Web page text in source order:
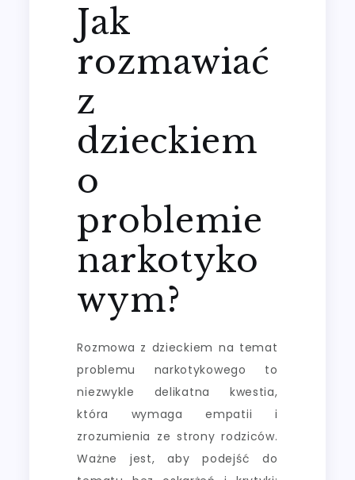
Jak
rozmawiać
z
dzieckiem
o
problemie
narkotyko
wym?
Rozmowa z dzieckiem na temat
problemu narkotykowego to
niezwykle delikatna kwestia,
która wymaga empatii i
zrozumienia ze strony rodziców.
Ważne jest, aby podejść do